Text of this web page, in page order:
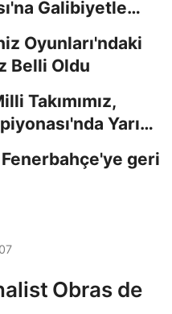
Galibiyetle
Oyunları'ndaki
Belli Oldu
Takımımız,
Yarı
geri
Obras de